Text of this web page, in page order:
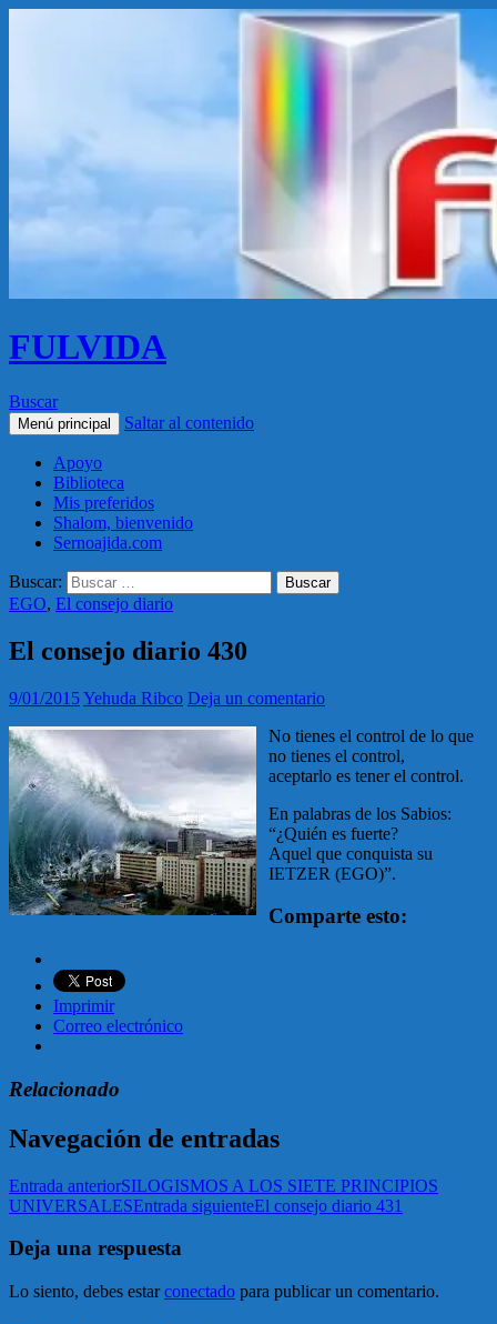
FULVIDA
Buscar
Menú principal Saltar al contenido
Apoyo
Biblioteca
Mis preferidos
Shalom, bienvenido
Sernoajida.com
Buscar:
EGO, El consejo diario
El consejo diario 430
9/01/2015Yehuda Ribco Deja un comentario
No tienes el control de lo que
no tienes el control,
aceptarlo es tener el control.
En palabras de los Sabios:
“¿Quién es fuerte?
Aquel que conquista su
IETZER (EGO)”.
Comparte esto:
Imprimir
Correo electrónico
Relacionado
Navegación de entradas
Entrada anteriorSILOGISMOS A LOS SIETE PRINCIPIOS
UNIVERSALESEntrada siguienteEl consejo diario 431
Deja una respuesta
Lo siento, debes estarconectado para publicar un comentario.